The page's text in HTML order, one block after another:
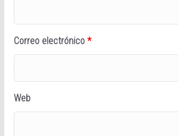
Correo electrónico *
Web